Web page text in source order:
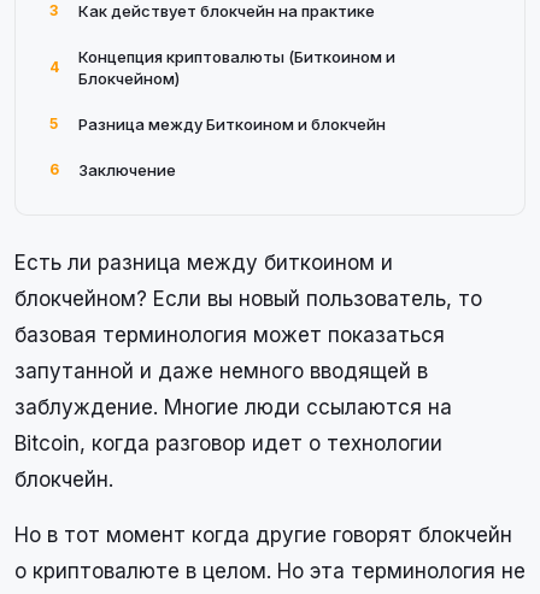
3 Как действует блокчейн на практике
4
Концепция криптовалюты (Биткоином и
Блокчейном)
5 Разница между Биткоином и блокчейн
6 Заключение
Есть ли разница между биткоином и
блокчейном? Если вы новый пользователь, то
базовая терминология может показаться
запутанной и даже немного вводящей в
заблуждение. Многие люди ссылаются на
Bitcoin, когда разговор идет о технологии
блокчейн.
Но в тот момент когда другие говорят блокчейн
о криптовалюте в целом. Но эта терминология не